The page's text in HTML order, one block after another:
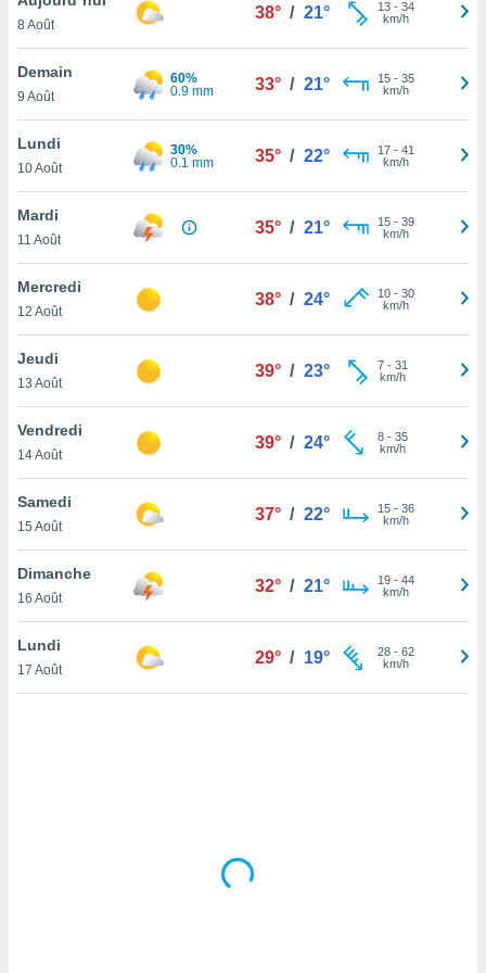
et
»,
au
vous
qu'ils
ou
le
ainsi
un
la
du
en
de
8 Août
38° / 21° 13- 34
km/h
Demain
9 Août
60%
0.9 mm
33° / 21° 15- 35
km/h
Lundi
10 Août
30%
0.1 mm
35° / 22° 17- 41
km/h
Mardi
11 Août
35° / 21° 15- 39
km/h
Mercredi
12 Août
38° / 24° 10- 30
km/h
Jeudi
13 Août
39° / 23° 7- 31
km/h
Vendredi
14 Août
39° / 24° 8- 35
km/h
Samedi
15 Août
37° / 22° 15- 36
km/h
Dimanche
16 Août
32° / 21° 19- 44
km/h
Lundi
17 Août
29° / 19° 28- 62
km/h